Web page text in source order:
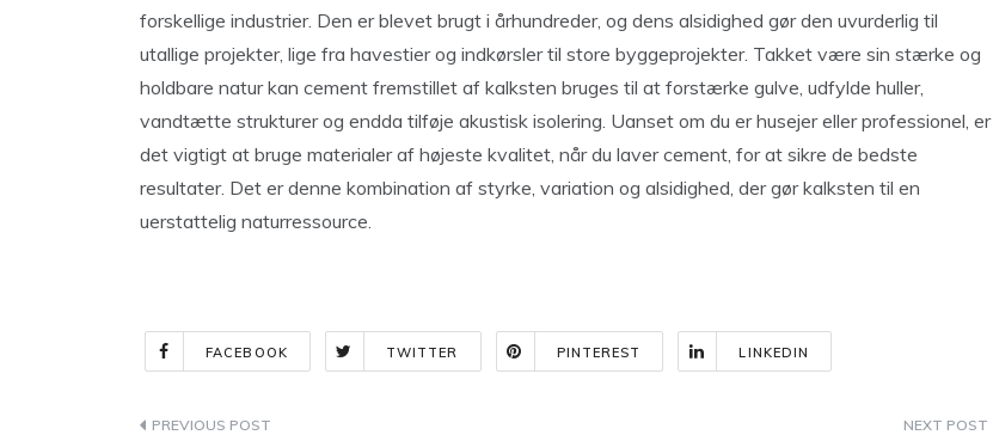
forskellige industrier. Den er blevet brugt i århundreder, og dens alsidighed gør den uvurderlig til
utallige projekter, lige fra havestier og indkørsler til store byggeprojekter. Takket være sin stærke og
holdbare natur kan cement fremstillet af kalksten bruges til at forstærke gulve, udfylde huller,
vandtætte strukturer og endda tilføje akustisk isolering. Uanset om du er husejer eller professionel, er
det vigtigt at bruge materialer af højeste kvalitet, når du laver cement, for at sikre de bedste
resultater. Det er denne kombination af styrke, variation og alsidighed, der gør kalksten til en
uerstattelig naturressource.
FACEBOOK TWITTER PINTEREST LINKEDIN